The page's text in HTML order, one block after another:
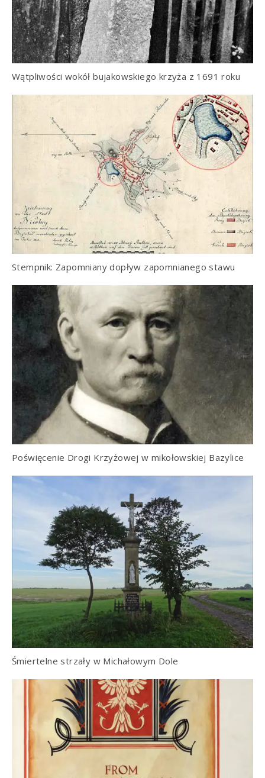
Wątpliwości wokół bujakowskiego krzyża z 1691 roku
Stempnik: Zapomniany dopływ zapomnianego stawu
Poświęcenie Drogi Krzyżowej w mikołowskiej Bazylice
Śmiertelne strzały w Michałowym Dole